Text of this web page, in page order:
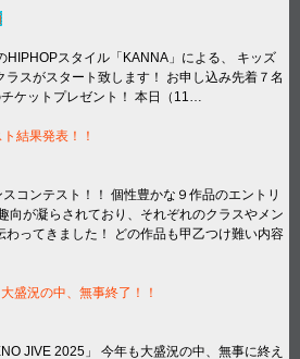
HIPHOPスタイル「KANNA」による、 キッズ
ラスがスタート致します！ お申し込み先着７名
ケットプレゼント！ 本日（11…
結果発表！！
コンテスト！！ 個性豊かな９作品のエントリ
向が凝らされており、それぞれのクラスやメン
ってきました！ どの作品も甲乙つけ難い内容
盛況の中、無事終了！！
JIVE 2025」 今年も大盛況の中、無事に終え